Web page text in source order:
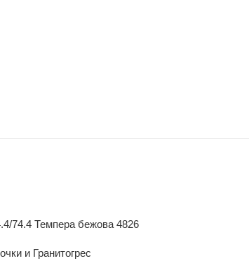
74.4 Темпера бежова 4826
и Гранитогрес